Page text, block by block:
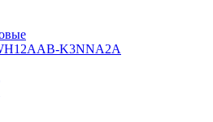
K3NNA2A